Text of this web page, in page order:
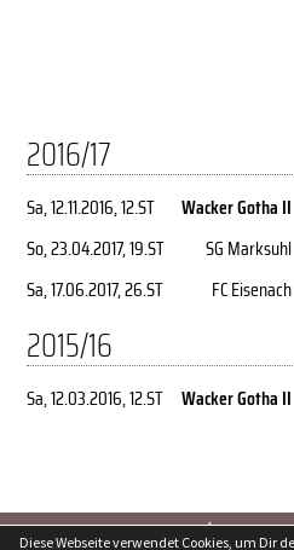
2016/17
Sa, 12.11.2016, 12.ST Wacker Gotha II
So, 23.04.2017, 19.ST SG Marksuhl
Sa, 17.06.2017, 26.ST FC Eisenach
2015/16
Sa, 12.03.2016, 12.ST Wacker Gotha II
Diese Webseite verwendet Cookies, um Dir